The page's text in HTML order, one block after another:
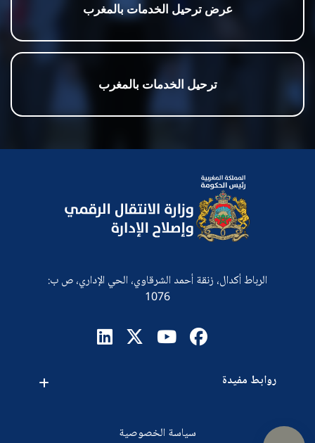
عرض ترحيل الخدمات بالمغرب
ترحيل الخدمات بالمغرب
الرباط أكدال، زنقة أحمد الشرقاوي، الحي الإداري، ص ب:
1076
روابط مفيدة
سياسة الخصوصية